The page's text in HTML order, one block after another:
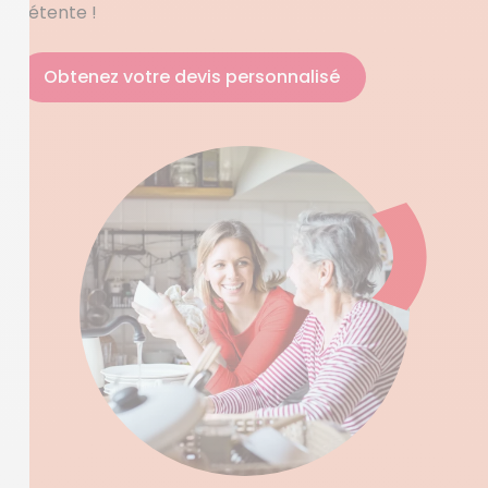
détente !
Obtenez votre devis personnalisé